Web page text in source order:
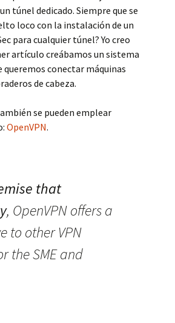
túnel dedicado. Siempre que se
loco con la instalación de un
para cualquier túnel? Yo creo
artículo creábamos un sistema
conectar máquinas
de cabeza.
se pueden emplear
OpenVPN.
that
, OpenVPN offers a
to other VPN
the SME and